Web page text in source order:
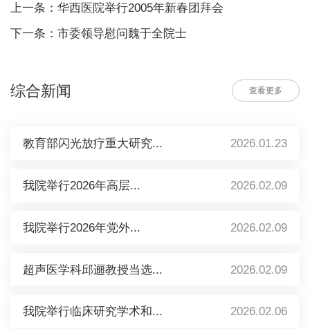
上一条：华西医院举行2005年新春团拜会
下一条：市委领导慰问魏于全院士
综合新闻 查看更多
教育部闪光放疗重大研究... 2026.01.23
我院举行2026年高层... 2026.02.09
我院举行2026年党外... 2026.02.09
超声医学科邱逦教授当选... 2026.02.09
我院举行临床研究学术和... 2026.02.06